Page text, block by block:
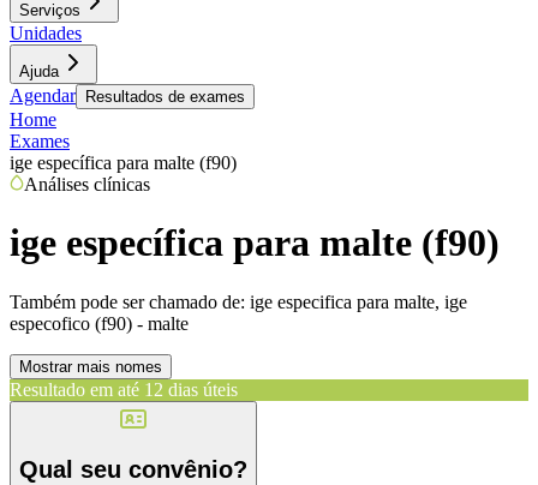
Serviços
Unidades
Ajuda
Agendar Resultados de exames
Home
Exames
ige específica para malte (f90)
Análises clínicas
ige específica para malte (f90)
Também pode ser chamado de: ige especifica para malte, ige
especofico (f90) - malte
Mostrar mais nomes
Resultado em até 12 dias úteis
Qual seu convênio?